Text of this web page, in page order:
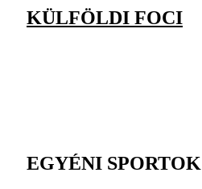
KÜLFÖLDI FOCI
EGYÉNI SPORTOK